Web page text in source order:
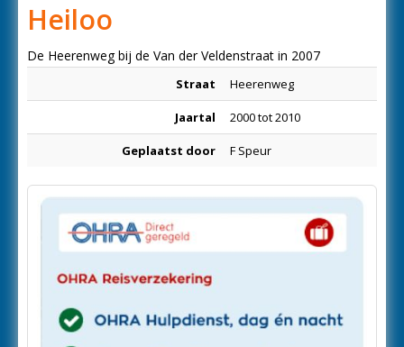
Heiloo
De Heerenweg bij de Van der Veldenstraat in 2007
Straat Heerenweg
Jaartal 2000 tot 2010
Geplaatst door F Speur